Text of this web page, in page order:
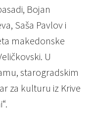
Bojan
Saša Pavlov i
makedonske
U
starogradskim
za kulturu iz Krive